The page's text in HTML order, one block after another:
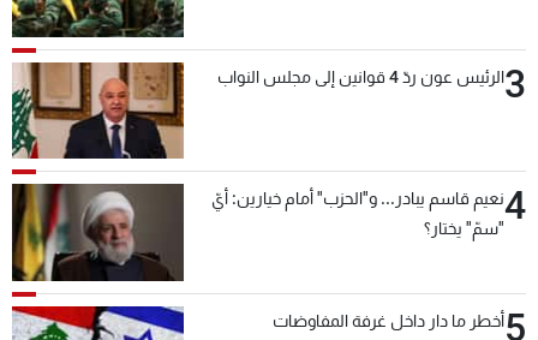
3الرئيس عون ردّ 4 قوانين إلى مجلس النواب
4نعيم قاسم يبادر... و"الحزب" أمام خيارين: أيّ
"سمّ" يختار؟
5أخطر ما دار داخل غرفة المفاوضات
سياسة الخصوصية